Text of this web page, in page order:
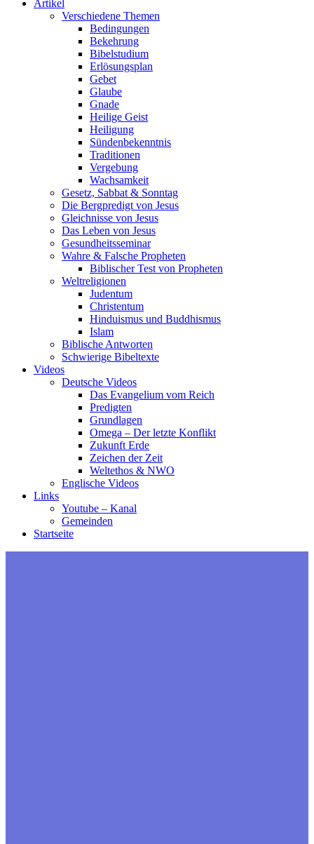
Artikel
Verschiedene Themen
Bedingungen
Bekehrung
Bibelstudium
Erlösungsplan
Gebet
Glaube
Gnade
Heilige Geist
Heiligung
Sündenbekenntnis
Traditionen
Vergebung
Wachsamkeit
Gesetz, Sabbat & Sonntag
Die Bergpredigt von Jesus
Gleichnisse von Jesus
Das Leben von Jesus
Gesundheitsseminar
Wahre & Falsche Propheten
Biblischer Test von Propheten
Weltreligionen
Judentum
Christentum
Hinduismus und Buddhismus
Islam
Biblische Antworten
Schwierige Bibeltexte
Videos
Deutsche Videos
Das Evangelium vom Reich
Predigten
Grundlagen
Omega – Der letzte Konflikt
Zukunft Erde
Zeichen der Zeit
Weltethos & NWO
Englische Videos
Links
Youtube – Kanal
Gemeinden
Startseite